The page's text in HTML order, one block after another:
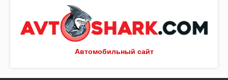
Автомобильный сайт